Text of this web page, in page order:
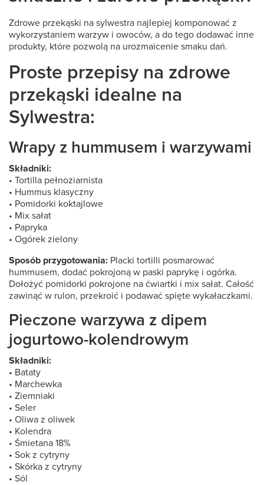
Zdrowe przekąski na sylwestra najlepiej komponować z
wykorzystaniem warzyw i owoców, a do tego dodawać inne
produkty, które pozwolą na urozmaicenie smaku dań.
Proste przepisy na zdrowe
przekąski idealne na
Sylwestra:
Wrapy z hummusem i warzywami
Składniki:
• Tortilla pełnoziarnista
• Hummus klasyczny
• Pomidorki koktajlowe
• Mix sałat
• Papryka
• Ogórek zielony
Sposób przygotowania: Placki tortilli posmarować
hummusem, dodać pokrojoną w paski paprykę i ogórka.
Dołożyć pomidorki pokrojone na ćwiartki i mix sałat. Całość
zawinąć w rulon, przekroić i podawać spięte wykałaczkami.
Pieczone warzywa z dipem
jogurtowo-kolendrowym
Składniki:
• Bataty
• Marchewka
• Ziemniaki
• Seler
• Oliwa z oliwek
• Kolendra
• Śmietana 18%
• Sok z cytryny
• Skórka z cytryny
• Sól